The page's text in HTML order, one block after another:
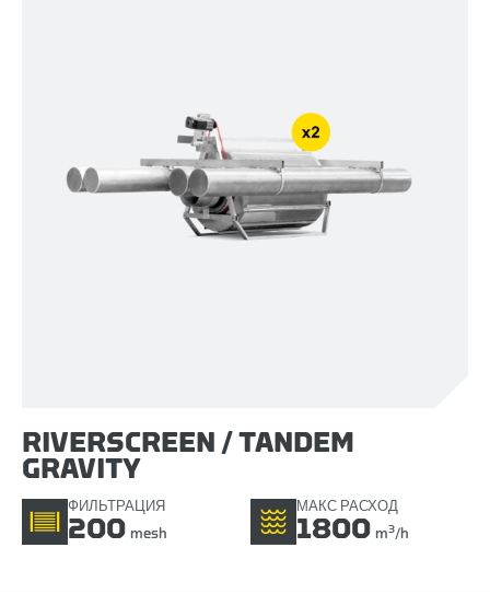
RIVERSCREEN / TANDEM
GRAVITY
ФИЛЬТРАЦИЯ
200 mesh
МАКС РАСХОД
1800 m3/h